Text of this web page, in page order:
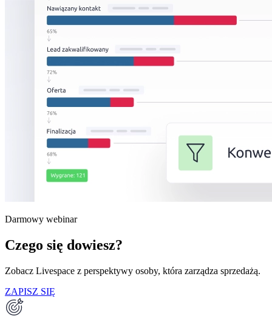
Darmowy webinar
Czego się dowiesz?
Zobacz Livespace z perspektywy osoby, która zarządza sprzedażą.
ZAPISZ SIĘ